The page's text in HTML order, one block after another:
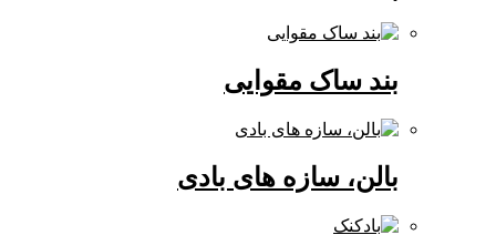
بند ساک مقوایی
بالن، سازه های بادی